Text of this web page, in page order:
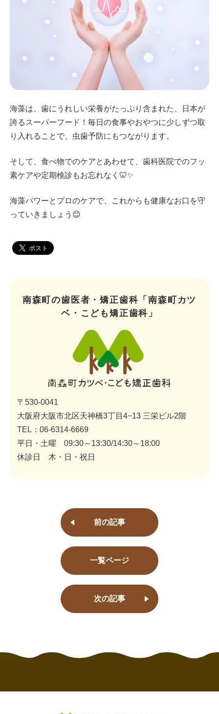
海藻は、歯にうれしい栄養がたっぷり含まれた、日本が
誇るスーパーフード！毎日の食事やおやつに少しずつ取
り入れることで、虫歯予防にもつながります。
そして、食べ物でのケアとあわせて、歯科医院でのフッ
素ケアや定期検診もお忘れなく🦷✨
海藻パワーとプロのケアで、これからも健康なお口を守
っていきましょう😊
南森町の歯医者・矯正歯科「南森町カツ
ベ・こども矯正歯科」
〒530-0041
大阪府大阪市北区天神橋3丁目4−13 三栄ビル2階
TEL：06-6314-6669
平日・土曜 09:30～13:30/14:30～18:00
休診日 木・日・祝日
前の記事
一覧ページ
次の記事